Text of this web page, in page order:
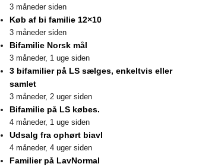
3 måneder siden
Køb af bi familie 12×10
3 måneder siden
Bifamilie Norsk mål
3 måneder, 1 uge siden
3 bifamilier på LS sælges, enkeltvis eller
samlet
3 måneder, 2 uger siden
Bifamilie på LS købes.
4 måneder, 1 uge siden
Udsalg fra ophørt biavl
4 måneder, 4 uger siden
Familier på LavNormal